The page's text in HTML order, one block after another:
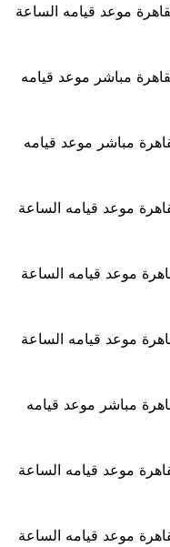
القاهرة موعد قيامه الساعة
القاهرة مباشر موعد قيامه
القاهرة مباشر موعد قيامه
القاهرة موعد قيامه الساعة
القاهرة موعد قيامه الساعة
القاهرة موعد قيامه الساعة
القاهرة مباشر موعد قيامه
القاهرة موعد قيامه الساعة
القاهرة موعد قيامه الساعة